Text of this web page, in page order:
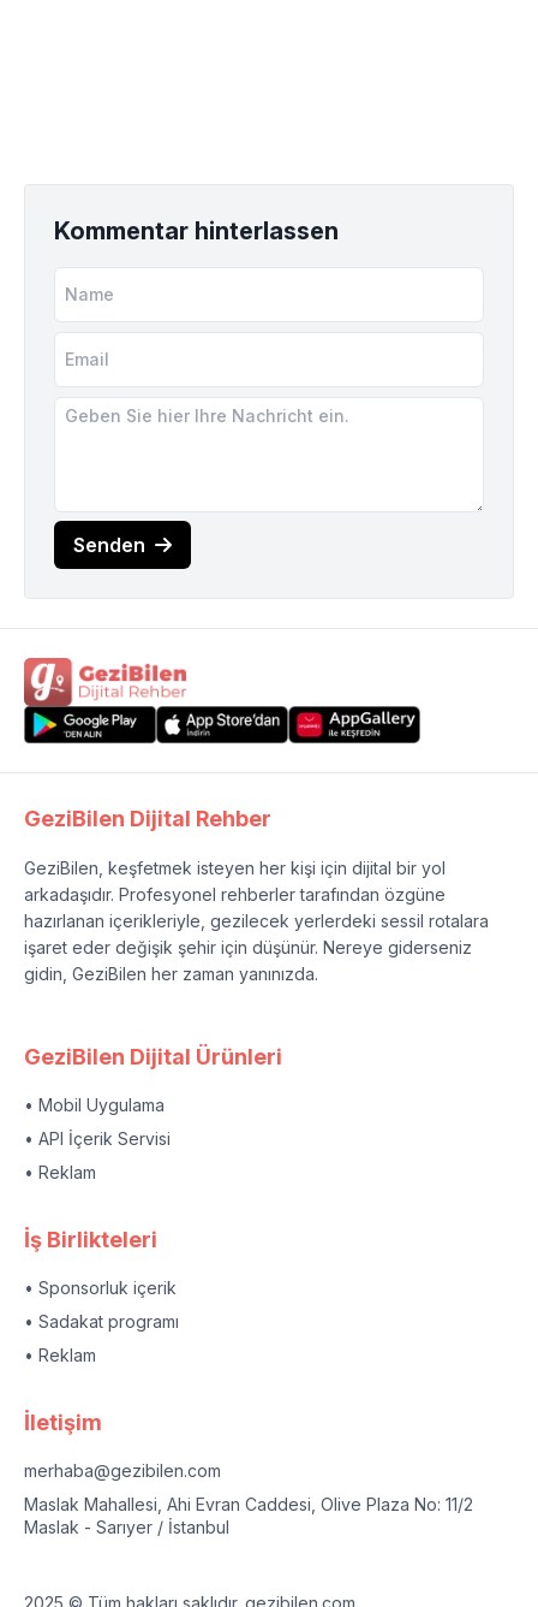
Kommentar hinterlassen
Senden
GeziBilen Dijital Rehber
GeziBilen, keşfetmek isteyen her kişi için dijital bir yol
arkadaşıdır. Profesyonel rehberler tarafından özgüne
hazırlanan içerikleriyle, gezilecek yerlerdeki sessil rotalara
işaret eder değişik şehir için düşünür. Nereye giderseniz
gidin, GeziBilen her zaman yanınızda.
GeziBilen Dijital Ürünleri
• Mobil Uygulama
• API İçerik Servisi
• Reklam
İş Birlikteleri
• Sponsorluk içerik
• Sadakat programı
• Reklam
İletişim
merhaba@gezibilen.com
Maslak Mahallesi, Ahi Evran Caddesi, Olive Plaza No: 11/2
Maslak - Sarıyer / İstanbul